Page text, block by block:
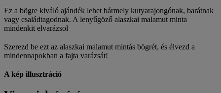
Ez a bögre kiváló ajándék lehet bármely kutyarajongónak, barátnak
vagy családtagodnak. A lenyűgöző alaszkai malamut minta
mindenkit elvarázsol
Szerezd be ezt az alaszkai malamut mintás bögrét, és élvezd a
mindennapokban a fajta varázsát!
A kép illusztráció